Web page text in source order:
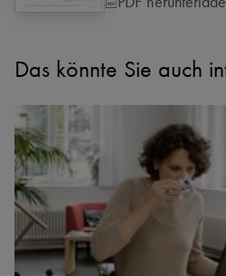
Das könnte Sie auch